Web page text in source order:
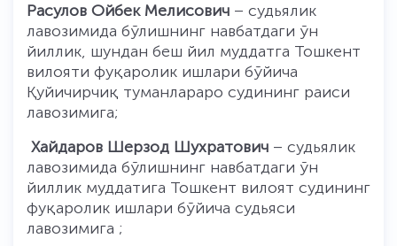
Расулов Ойбек Мелисович – судьялик
лавозимида бўлишнинг навбатдаги ўн
йиллик, шундан беш йил муддатга Тошкент
вилояти фуқаролик ишлари бўйича
Қуйичирчиқ туманлараро судининг раиси
лавозимига;
Хайдаров Шерзод Шухратович – судьялик
лавозимида бўлишнинг навбатдаги ўн
йиллик муддатига Тошкент вилоят судининг
фуқаролик ишлари бўйича судьяси
лавозимига ;